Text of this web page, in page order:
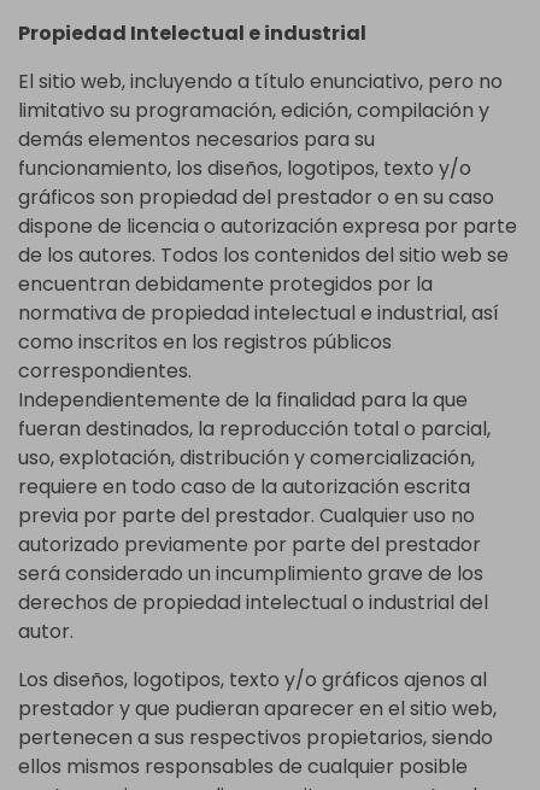
Propiedad Intelectual e industrial
El sitio web, incluyendo a título enunciativo, pero no
limitativo su programación, edición, compilación y
demás elementos necesarios para su
funcionamiento, los diseños, logotipos, texto y/o
gráficos son propiedad del prestador o en su caso
dispone de licencia o autorización expresa por parte
de los autores. Todos los contenidos del sitio web se
encuentran debidamente protegidos por la
normativa de propiedad intelectual e industrial, así
como inscritos en los registros públicos
correspondientes.
Independientemente de la finalidad para la que
fueran destinados, la reproducción total o parcial,
uso, explotación, distribución y comercialización,
requiere en todo caso de la autorización escrita
previa por parte del prestador. Cualquier uso no
autorizado previamente por parte del prestador
será considerado un incumplimiento grave de los
derechos de propiedad intelectual o industrial del
autor.
Los diseños, logotipos, texto y/o gráficos ajenos al
prestador y que pudieran aparecer en el sitio web,
pertenecen a sus respectivos propietarios, siendo
ellos mismos responsables de cualquier posible